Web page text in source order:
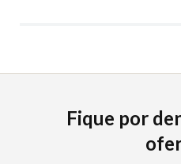
Fique por